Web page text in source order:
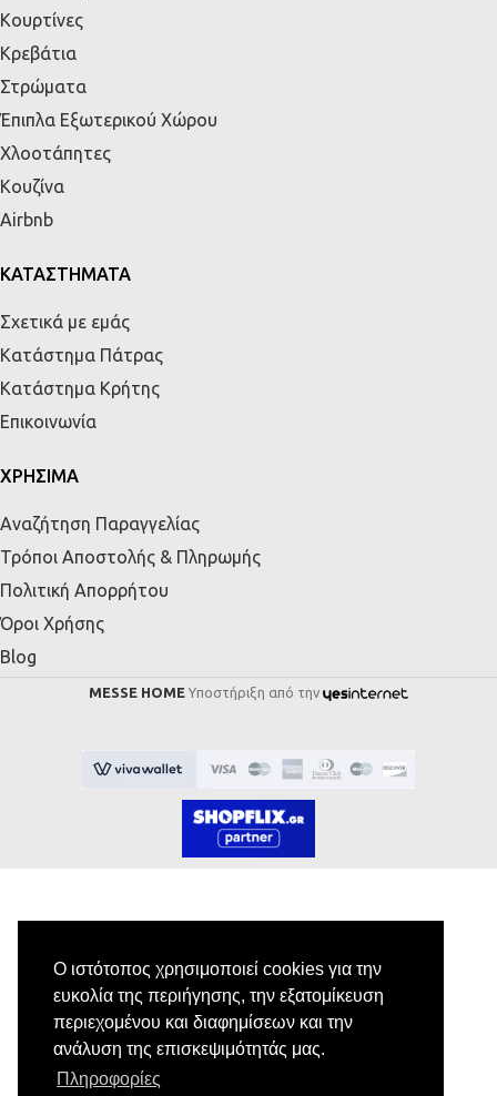
Ο ιστότοπος χρησιμοποιεί cookies για την
ευκολία της περιήγησης, την εξατομίκευση
περιεχομένου και διαφημίσεων και την
ανάλυση της επισκεψιμότητάς μας.
Πληροφορίες
Κουρτίνες
Κρεβάτια
Στρώματα
Έπιπλα Εξωτερικού Χώρου
Χλοοτάπητες
Κουζίνα
Airbnb
ΚΑΤΑΣΤΗΜΑΤΑ
Σχετικά με εμάς
Κατάστημα Πάτρας
Κατάστημα Κρήτης
Επικοινωνία
ΧΡΗΣΙΜΑ
Αναζήτηση Παραγγελίας
Τρόποι Αποστολής & Πληρωμής
Πολιτική Απορρήτου
Όροι Χρήσης
Blog
MESSE HOME Υποστήριξη από την
Εγγραφή στο Newsletter
Κάνε εγγραφή στο newsletter μας για να
λαμβάνεις αποκλειστικές προσφορές.